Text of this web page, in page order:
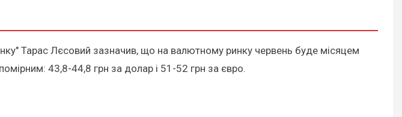
Тарас Лєсовий зазначив, що на валютному ринку червень буде місяцем
43,8-44,8 грн за долар і 51-52 грн за євро.